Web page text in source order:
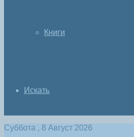
Книги
Искать
Суббота , 8 Август 2026